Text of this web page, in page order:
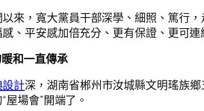
來，寬大黨員干部深學、細照、篤行
、平安感加倍充分、更有保證、更可連
和一直傳承
計深，湖南省郴州市汝城縣文明瑤族
屋場會”開端了。